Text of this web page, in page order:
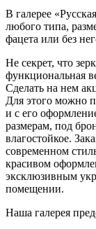
В галерее
любого типа,
фацета или без
Не секрет, что
функциональная
Сделать на нем
Для этого можно
и с его
размерам, под
влагостойкое.
современном
красивом
эксклюзивным
помещении.
Наша галерея